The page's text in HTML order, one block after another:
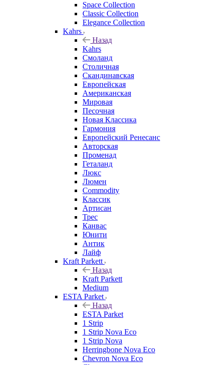
Space Collection
Classic Collection
Elegance Collection
Kahrs
Назад
Kahrs
Смоланд
Столичная
Скандинавская
Европейская
Американская
Мировая
Песочная
Новая Классика
Гармония
Европейский Ренесанс
Авторская
Променад
Геталанд
Люкс
Люмен
Commodity
Классик
Артисан
Трес
Канвас
Юнити
Антик
Лайф
Kraft Parkett
Назад
Kraft Parkett
Medium
ESTA Parket
Назад
ESTA Parket
1 Strip
1 Strip Nova Eco
1 Strip Nova
Herringbone Nova Eco
Chevron Nova Eco